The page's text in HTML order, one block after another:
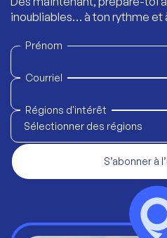
inoubliables… à ton rythme et
Prénom
Courriel
Régions d'intérêt
Sélectionner des régions
S’abonner à